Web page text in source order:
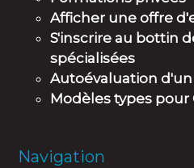
Afficher une offre
S'inscrire au bottin
spécialisées
Autoévaluation d'un
Modèles types pour
Navigation